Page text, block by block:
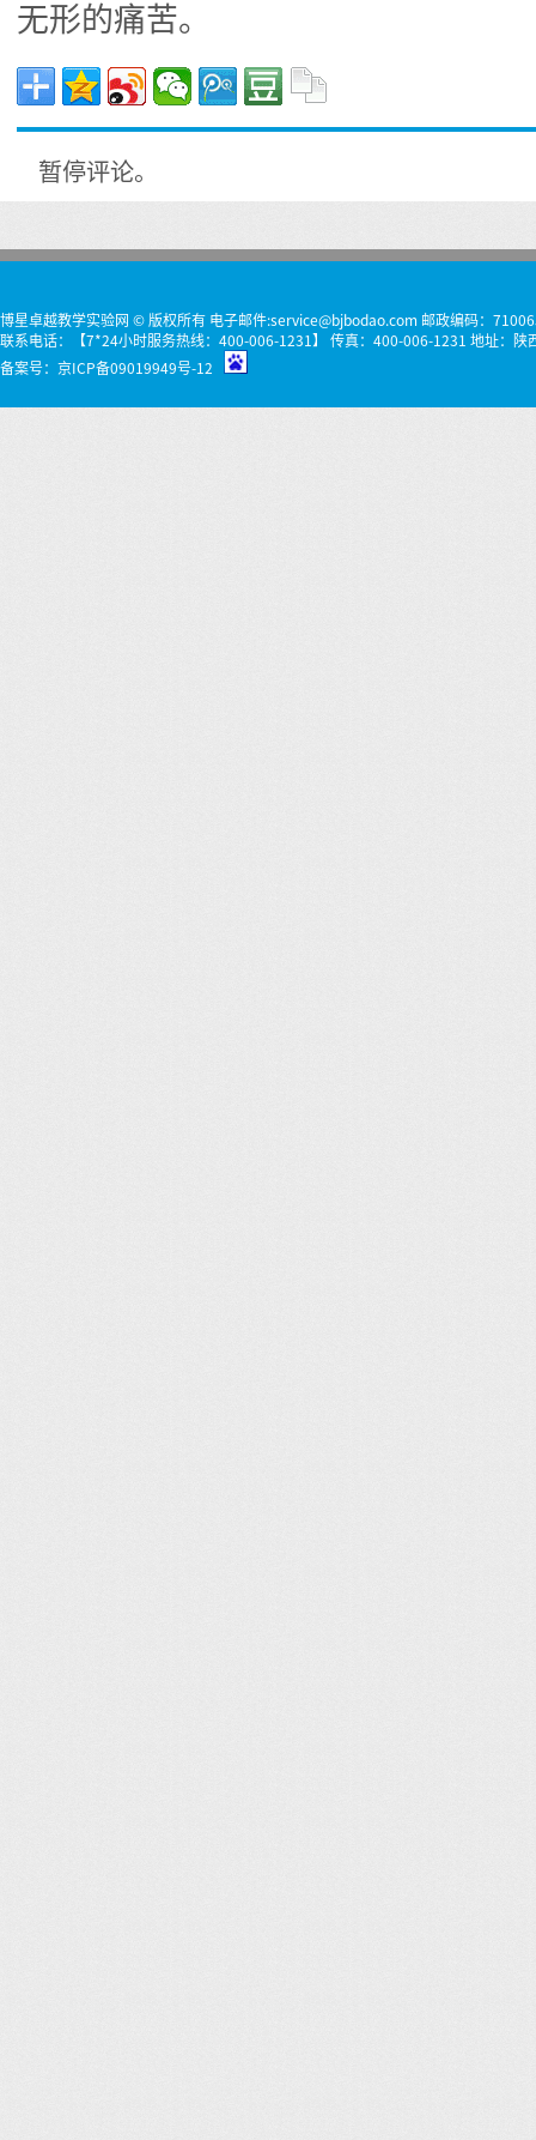
无形的痛苦。
暂停评论。
博星卓越教学实验网 © 版权所有 电子邮件:service@bjbodao.com 邮政编码：
联系电话：【7*24小时服务热线：400-006-1231】 传真：400-006-1231 地址：陕
备案号： 京ICP备09019949号-12